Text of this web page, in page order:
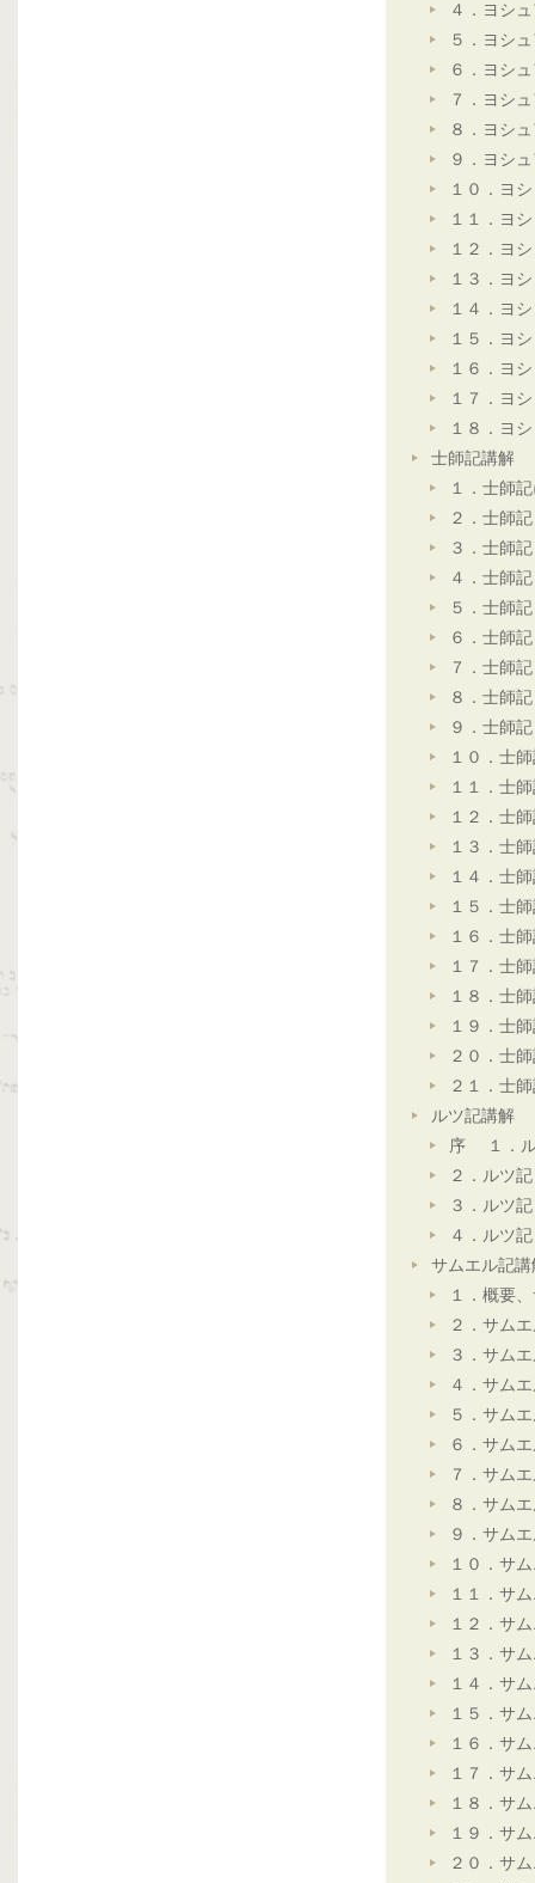
４．ヨシ
５．ヨシ
６．ヨシ
７．ヨシ
８．ヨシ
９．ヨシ
１０．ヨ
１１．ヨ
１２．ヨ
１３．ヨ
１４．ヨ
１５．ヨ
１６．ヨ
１７．ヨ
１８．ヨ
士師記講解
１．士師
２．士師
３．士師
４．士師
５．士師
６．士師
７．士師
８．士師
９．士師
１０．士
１１．士
１２．士
１３．士
１４．士
１５．士
１６．士
１７．士
１８．士
１９．士
２０．士
２１．士
ルツ記講解
序 １．ル
２．ルツ
３．ルツ
４．ルツ
サムエル記講
１．概要
２．サム
３．サム
４．サム
５．サム
６．サム
７．サム
８．サム
９．サム
１０．サ
１１．サ
１２．サ
１３．サ
１４．サ
１５．サ
１６．サ
１７．サ
１８．サ
１９．サ
２０．サ